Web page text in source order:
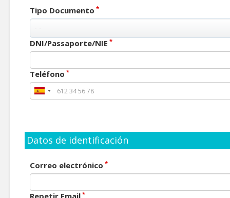
Tipo Documento *
DNI/Passaporte/NIE *
Teléfono *
Datos de identificación
Correo electrónico *
Repetir Email *